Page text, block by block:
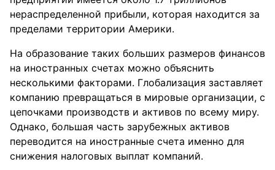
нераспределенной прибыли, которая находится за
пределами территории Америки.
На образование таких больших размеров финансов
на иностранных счетах можно объяснить
несколькими факторами. Глобализация заставляет
компанию превращаться в мировые организации, с
цепочками производств и активов по всему миру.
Однако, большая часть зарубежных активов
переводится на иностранные счета именно для
снижения налоговых выплат компаний.